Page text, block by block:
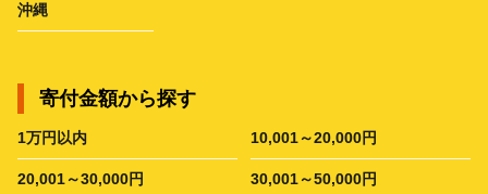
沖縄
寄付金額から探す
1万円以内 10,001～20,000円
20,001～30,000円 30,001～50,000円